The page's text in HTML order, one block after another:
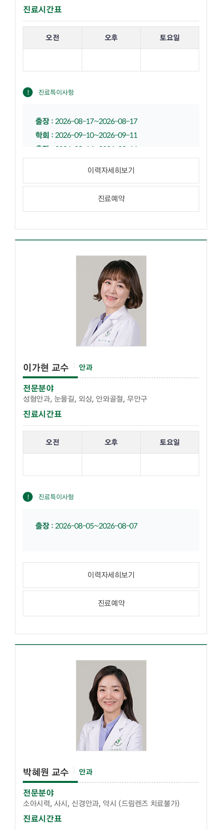
진료시간표
오전 오후 토요일
진료특이사항
출장:2026-08-17~2026-08-17
학회 :2026-09-10~2026-09-11
출장
2026-09-14~2026-09-16
이력자세히보기
진료예약
이가현 교수 안과
전문분야
성형안과, 눈물길, 외상, 안와골절, 무안구
진료시간표
오전 오후 토요일
진료특이사항
출장:2026-08-05~2026-08-07
이력자세히보기
진료예약
박혜원 교수 안과
전문분야
소아시력, 사시, 신경안과, 약시 (드림렌즈 치료불가)
진료시간표